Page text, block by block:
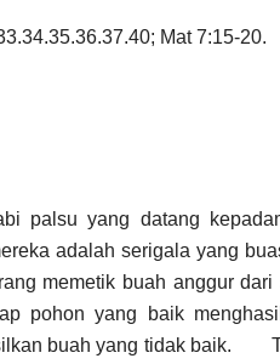
Mat 7:15-20.
palsu yang datang
adalah serigala yang
memetik buah anggur
pohon yang baik
buah yang tidak baik.